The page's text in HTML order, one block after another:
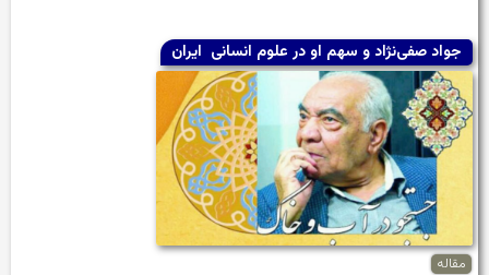
جواد صفی‌نژاد و سهم او در علوم انسانی ایران
مقاله